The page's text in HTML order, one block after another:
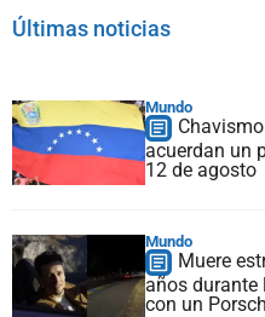
Últimas noticias
Mundo
acuerdan un
12 de agosto
Mundo
Muere
años durante
con un